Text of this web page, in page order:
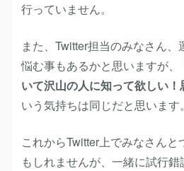
行っていません。
また、Twitter担当のみなさん
悩む事もあるかと思いますが、
いて沢山の人に知って欲しい！
いう気持ちは同じだと思います。
これからTwitter上でみなさん
もしれませんが、一緒に試行